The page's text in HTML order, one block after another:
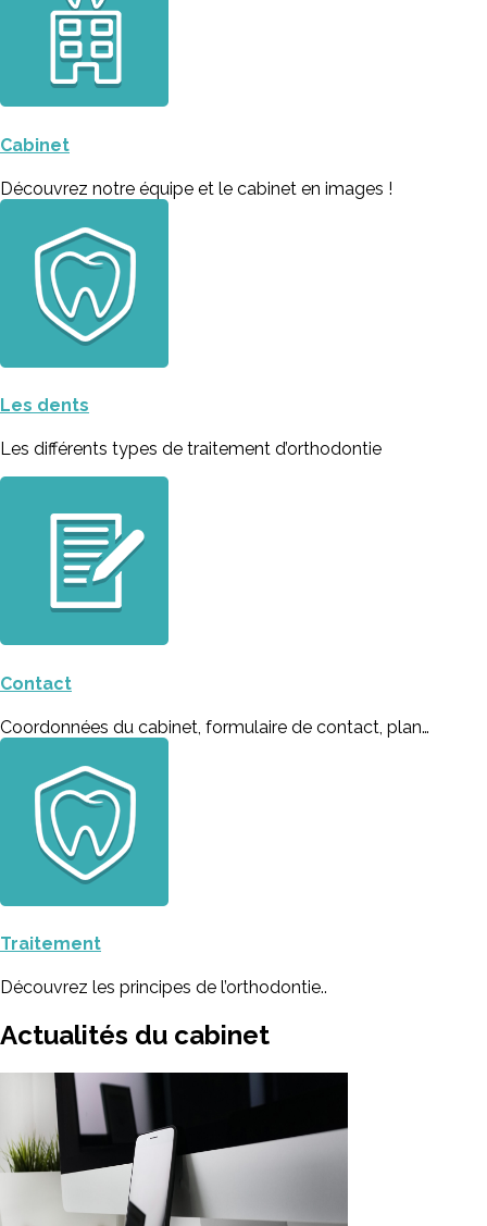
Cabinet
Découvrez notre équipe et le cabinet en images !
Les dents
Les différents types de traitement d’orthodontie
Contact
Coordonnées du cabinet, formulaire de contact, plan…
Traitement
Découvrez les principes de l’orthodontie..
Actualités du cabinet